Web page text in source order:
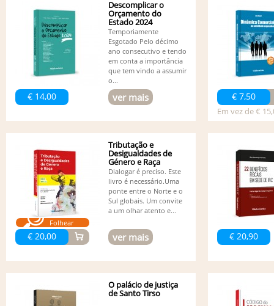
€ 14,00
Descomplicar o
Orçamento do
Estado 2024
Temporiamente
Esgotado Pelo décimo
ano consecutivo e tendo
em conta a importância
que tem vindo a assumir
o...
ver mais € 7,50
Em vez de €
Folhear
€ 20,00
Tributação e
Desigualdades de
Género e Raça
Dialogar é preciso. Este
livro é necessário.Uma
ponte entre o Norte e o
Sul globais. Um convite
a um olhar atento e...
ver mais € 20,90
O palácio de justiça
de Santo Tirso